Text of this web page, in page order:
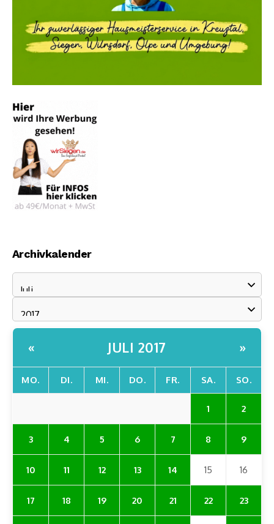
Archivkalender
« JULI 2017 »
MO. DI. MI. DO. FR. SA. SO.
1 2
3 4 5 6 7 8 9
10 11 12 13 14 15 16
17 18 19 20 21 22 23